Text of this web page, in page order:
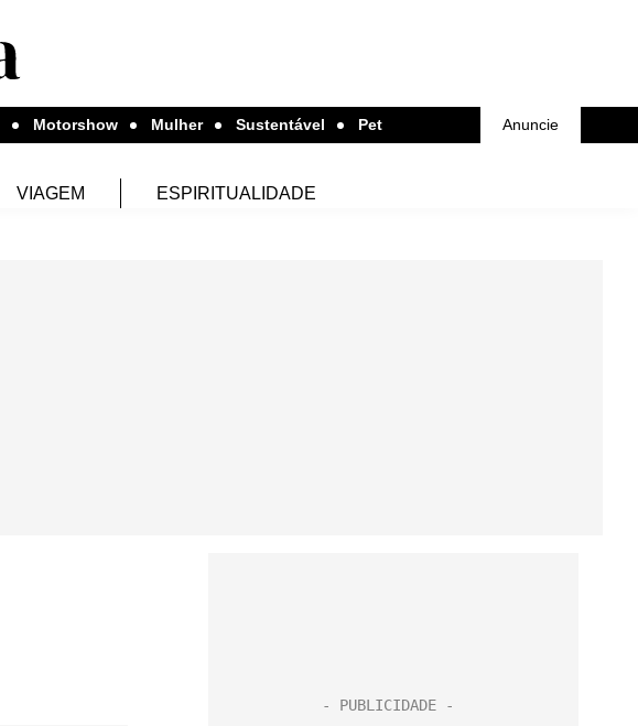
Motorshow Mulher Sustentável Pet Anuncie
VIAGEM ESPIRITUALIDADE